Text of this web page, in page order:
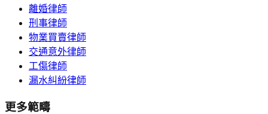
離婚律師
刑事律師
物業買賣律師
交通意外律師
工傷律師
漏水糾紛律師
更多範疇